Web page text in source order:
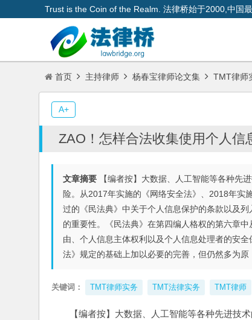
Trust is the Coin of the Realm. 法律桥始于2000,中国
首页 主持律师 杨春宝律师论文集 TMT律师
ZAO！怎样合法收集使用个人
文章摘要 【编者按】大数据、人工智能等各种先
险。从2017年实施的《网络安全法》、2018年实
过的《民法典》中关于个人信息保护的条款以及
的重要性。《民法典》在第四编人格权的第六章
由、个人信息主体权利以及个人信息处理者的安
法》规定的基础上加以必要的完善，但仍然多为原
关键词： TMT律师实务 TMT法律实务 TMT律师
【编者按】大数据、人工智能等各种先进技
A+